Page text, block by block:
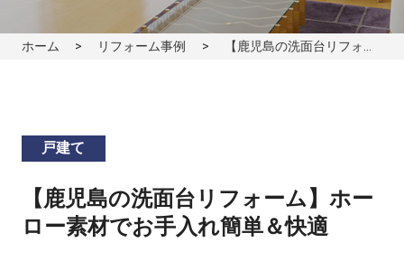
ホーム リフォーム事例 【鹿児島の洗面台リフォーム】ホーロー素材でお手入れ簡単＆快適
戸建て
【鹿児島の洗面台リフォーム】ホー
ロー素材でお手入れ簡単＆快適